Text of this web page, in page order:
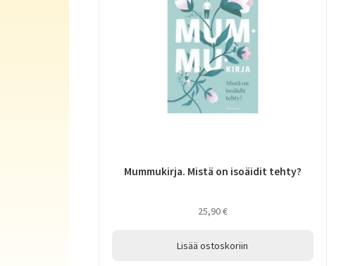
Mummukirja. Mistä on isoäidit tehty?
25,90€
Lisää ostoskoriin